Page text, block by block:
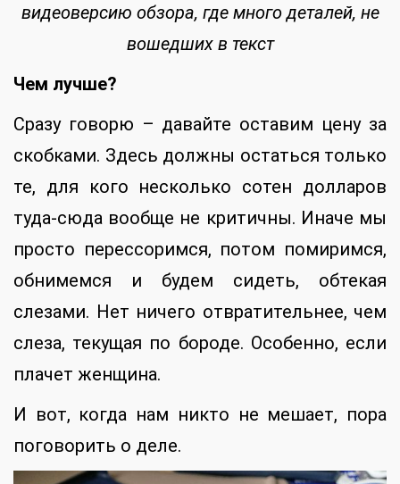
видеоверсию обзора, где много деталей, не
вошедших в текст
Чем лучше?
Сразу говорю – давайте оставим цену за
скобками. Здесь должны остаться только
те, для кого несколько сотен долларов
туда-сюда вообще не критичны. Иначе мы
просто перессоримся, потом помиримся,
обнимемся и будем сидеть, обтекая
слезами. Нет ничего отвратительнее, чем
слеза, текущая по бороде. Особенно, если
плачет женщина.
И вот, когда нам никто не мешает, пора
поговорить о деле.